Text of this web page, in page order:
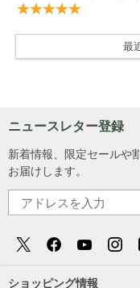
最
ニュースレター登録
新着情報、限定セールや
お届けします。
ショッピング情報